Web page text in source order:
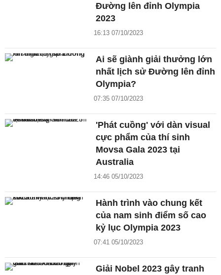
Đường lên đỉnh Olympia
2023
16:13 07/10/2023
Ai sẽ giành giải thưởng lớn
nhất lịch sử Đường lên đỉnh
Olympia?
07:35 07/10/2023
'Phát cuồng' với dàn visual
cực phẩm của thí sinh
Movsa Gala 2023 tại
Australia
14:46 05/10/2023
Hành trình vào chung kết
của nam sinh điểm số cao
kỷ lục Olympia 2023
07:41 05/10/2023
Giải Nobel 2023 gây tranh